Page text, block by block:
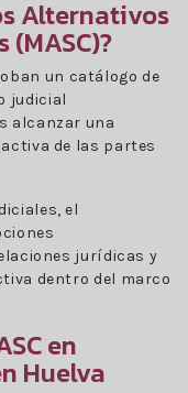
Alternativos
un catálogo de
judicial
alcanzar una
de las partes
el
jurídicas y
dentro del marco
en
Huelva